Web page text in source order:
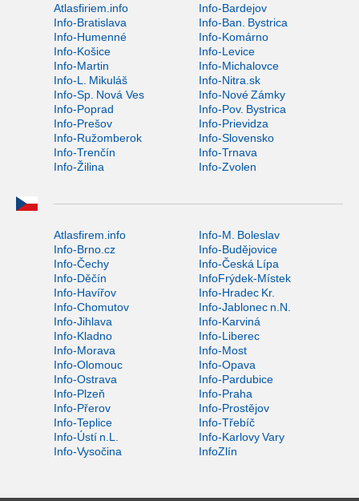
Atlasfiriem.info
Info-Bardejov
Info-Bratislava
Info-Ban. Bystrica
Info-Humenné
Info-Komárno
Info-Košice
Info-Levice
Info-Martin
Info-Michalovce
Info-L. Mikuláš
Info-Nitra.sk
Info-Sp. Nová Ves
Info-Nové Zámky
Info-Poprad
Info-Pov. Bystrica
Info-Prešov
Info-Prievidza
Info-Ružomberok
Info-Slovensko
Info-Trenčín
Info-Trnava
Info-Žilina
Info-Zvolen
Atlasfirem.info
Info-M. Boleslav
Info-Brno.cz
Info-Budějovice
Info-Čechy
Info-Česká Lípa
Info-Děčín
InfoFrýdek-Místek
Info-Havířov
Info-Hradec Kr.
Info-Chomutov
Info-Jablonec n.N.
Info-Jihlava
Info-Karviná
Info-Kladno
Info-Liberec
Info-Morava
Info-Most
Info-Olomouc
Info-Opava
Info-Ostrava
Info-Pardubice
Info-Plzeň
Info-Praha
Info-Přerov
Info-Prostějov
Info-Teplice
Info-Třebíč
Info-Ústí n.L.
Info-Karlovy Vary
Info-Vysočina
InfoZlín